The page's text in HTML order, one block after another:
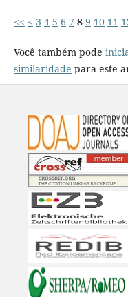
<< < 3 4 5 6 7 8 9 10 11
Você também pode
similaridade para este